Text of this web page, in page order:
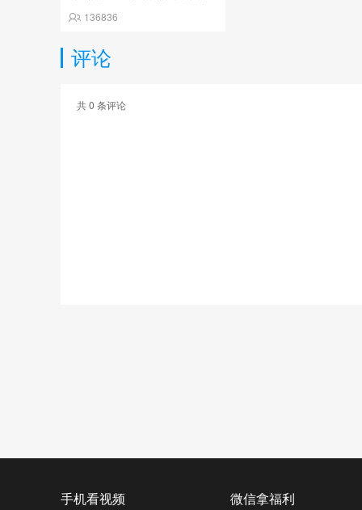
136836
评论
共0 条评论
手机看视频 微信拿福利